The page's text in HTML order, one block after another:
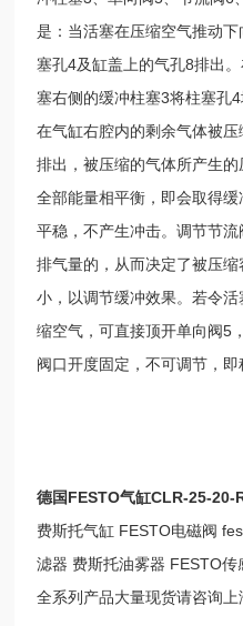
是：当活塞在压缩空气推动
塞孔4及缸盖上的气孔8排出
塞右侧的缓冲柱塞3将柱塞孔
在气缸右腔内的剩余气体被
排出，被压缩的气体所产生
全部能量相平衡，即会取得
平稳，不产生冲击。调节节
排气量的，从而决定了被压
小，以调节缓冲效果。若令
缩空气，可直接顶开单向阀5
阀口开度固定，不可调节，即
德国FESTO气缸CLR-25-20-
费斯托气缸 FESTO电磁阀
滤器 费斯托油雾器 FESTO传
全系列产品大量现货请咨询